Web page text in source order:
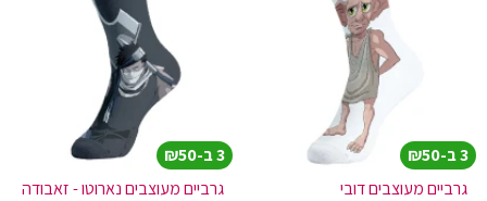
3 ב-₪50
גרביים מעוצבים דובי
3 ב-₪50
גרביים מעוצבים נארוטו - זאבודה